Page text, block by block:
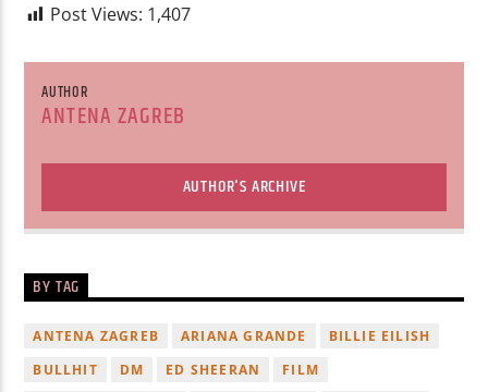
Post Views: 1,407
AUTHOR
ANTENA ZAGREB
AUTHOR'S ARCHIVE
BY TAG
ANTENA ZAGREB ARIANA GRANDE
BILLIE EILISH
BULLHIT
DM ED SHEERAN
FILM